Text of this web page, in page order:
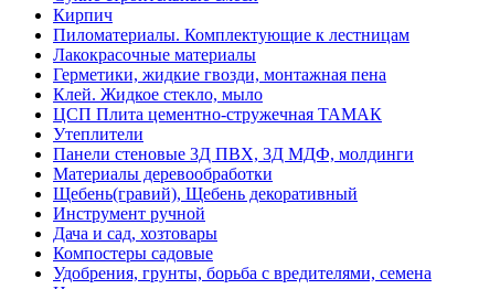
Кирпич
Пиломатериалы. Комплектующие к лестницам
Лакокрасочные материалы
Герметики, жидкие гвозди, монтажная пена
Клей. Жидкое стекло, мыло
ЦСП Плита цементно-стружечная ТАМАК
Утеплители
Панели стеновые 3Д ПВХ, 3Д МДФ, молдинги
Материалы деревообработки
Щебень(гравий), Щебень декоративный
Инструмент ручной
Дача и сад, хозтовары
Компостеры садовые
Удобрения, грунты, борьба с вредителями, семена